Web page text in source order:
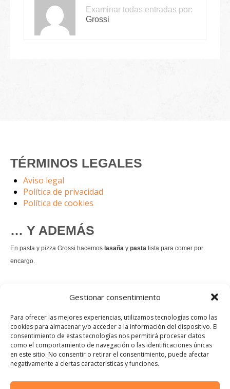
Gestionar consentimiento
Para ofrecer las mejores experiencias, utilizamos tecnologías como las
cookies para almacenar y/o acceder a la información del dispositivo. El
consentimiento de estas tecnologías nos permitirá procesar datos
como el comportamiento de navegación o las identificaciones únicas
en este sitio. No consentir o retirar el consentimiento, puede afectar
negativamente a ciertas características y funciones.
Examinar todas entradas por:
Grossi
TÉRMINOS LEGALES
Aviso legal
Política de privacidad
Política de cookies
… Y ADEMÁS
En pasta y pizza Grossi hacemos lasaña y pasta lista para comer por
encargo.
es un permanente.
Pedir comida Just eat
Instagram
Facebook
TikTok
Dirección: